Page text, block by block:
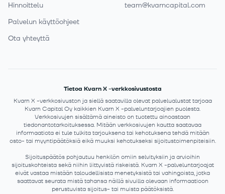
Hinnoittelu
Palvelun käyttöohjeet
Ota yhteyttä
team@kvarncapital.com
Tietoa Kvarn X -verkkosivustosta
Kvarn X -verkkosivuston ja siellä saatavilla olevat palvelualustat tarjoaa
Kvarn Capital Oy kaikkien Kvarn X -palveluntarjoajien puolesta.
Verkkosivujen sisältämä aineisto on tuotettu ainoastaan
tiedonantotarkoituksessa. Mitään verkkosivujen kautta saatavaa
informaatiota ei tule tulkita tarjouksena tai kehotuksena tehdä mitään
osto- tai myyntipäätöksiä eikä muuksi kehotukseksi sijoitustoimenpiteisiin.
Sijoituspäätös pohjautuu henkilön omiin selvityksiin ja arvioihin
sijoituskohteista sekä niihin liittyvistä riskeistä. Kvarn X -palveluntarjoajat
eivät vastaa mistään taloudellisista menetyksistä tai vahingoista, jotka
saattavat seurata mistä tahansa näillä sivuilla olevaan informaatioon
perustuvista sijoitus- tai muista päätöksistä.